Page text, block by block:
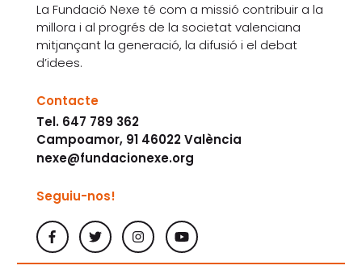
La Fundació Nexe té com a missió contribuir a la
millora i al progrés de la societat valenciana
mitjançant la generació, la difusió i el debat
d’idees.
Contacte
Tel. 647 789 362
Campoamor, 91 46022 València
nexe@fundacionexe.org
Seguiu-nos!